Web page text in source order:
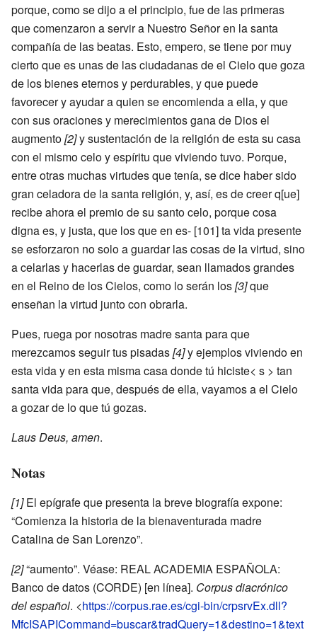
porque, como se dijo a el principio, fue de las primeras
que comenzaron a servir a Nuestro Señor en la santa
compañía de las beatas. Esto, empero, se tiene por muy
cierto que es unas de las ciudadanas de el Cielo que goza
de los bienes eternos y perdurables, y que puede
favorecer y ayudar a quien se encomienda a ella, y que
con sus oraciones y merecimientos gana de Dios el
augmento[2]y sustentación de la religión de esta su casa
con el mismo celo y espíritu que viviendo tuvo. Porque,
entre otras muchas virtudes que tenía, se dice haber sido
gran celadora de la santa religión, y, así, es de creer q[ue]
recibe ahora el premio de su santo celo, porque cosa
digna es, y justa, que los que en es- [101] ta vida presente
se esforzaron no solo a guardar las cosas de la virtud, sino
a celarlas y hacerlas de guardar, sean llamados grandes
en el Reino de los Cielos, como lo serán los[3]que
enseñan la virtud junto con obrarla.
Pues, ruega por nosotras madre santa para que
merezcamos seguir tus pisadas[4]y ejemplos viviendo en
esta vida y en esta misma casa donde tú hiciste< s > tan
santa vida para que, después de ella, vayamos a el Cielo
a gozar de lo que tú gozas.
Laus Deus, amen.
Notas
[1]El epígrafe que presenta la breve biografía expone:
“Comienza la historia de la bienaventurada madre
Catalina de San Lorenzo”.
[2]“aumento”. Véase: REAL ACADEMIA ESPAÑOLA:
Banco de datos (CORDE) [en línea]. Corpus diacrónico
del español. <https://corpus.rae.es/cgi-bin/crpsrvEx.dll?
MfcISAPICommand=buscar&tradQuery=1&destino=1&text